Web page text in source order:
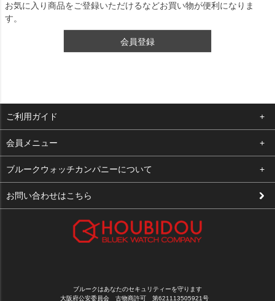
お気に入り商品をご登録いただけるなどお買い物が便利になりま
す。
会員登録
ご利用ガイド
よくある質問
支払い・送料
修理依頼
会員メニュー
ログイン
お気に入り
ブルークウォッチカンパニーについて
会社概要
お問い合わせはこちら
ブルークはあなたのセキュリティーを守ります
大阪府公安委員会 古物商許可 第621113505921号